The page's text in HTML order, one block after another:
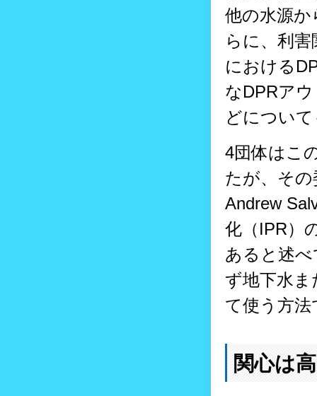
他の水源
らに、利
における
なDPRア
どについ
4団体はこ
たが、そ
Andrew
化（IPR）
あると述
ず地下水
て使う方
関心は